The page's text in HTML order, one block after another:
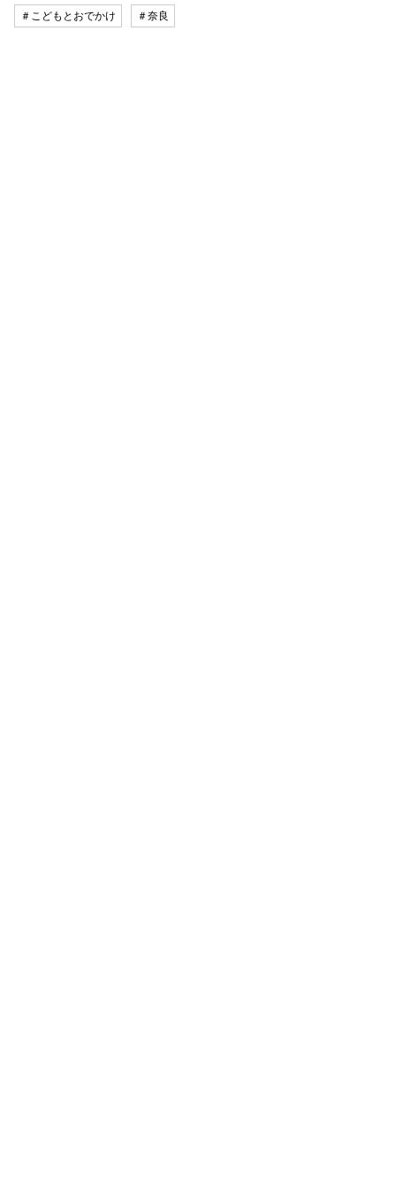
＃こどもとおでかけ ＃奈良